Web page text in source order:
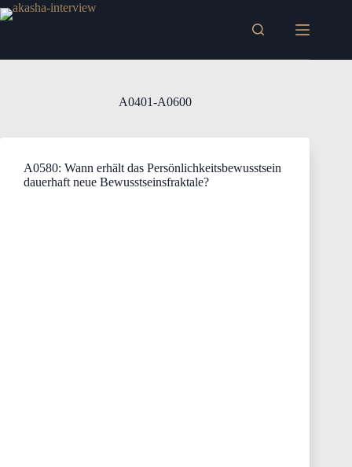
Zum
Inhalt
A0401-A0600
A0580: Wann erhält das Persönlichkeitsbewusstsein
dauerhaft neue Bewusstseinsfraktale?